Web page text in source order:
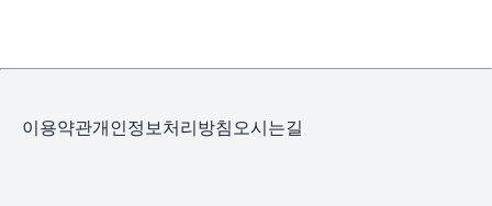
이용약관개인정보처리방침오시는길